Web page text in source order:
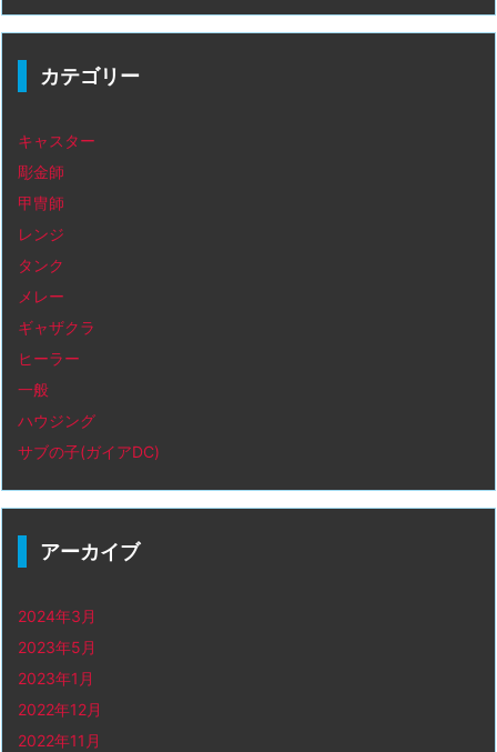
カテゴリー
キャスター
彫金師
甲冑師
レンジ
タンク
メレー
ギャザクラ
ヒーラー
一般
ハウジング
サブの子(ガイアDC)
アーカイブ
2024年3月
2023年5月
2023年1月
2022年12月
2022年11月